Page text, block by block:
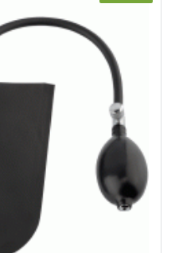
durvju atvēršanai
5.70€